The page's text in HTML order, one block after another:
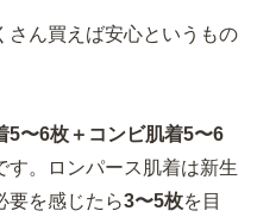
さん買えば安心というもの
5〜6枚＋コンビ肌着5〜6
す。ロンパース肌着は新生
要を感じたら3〜5枚を目